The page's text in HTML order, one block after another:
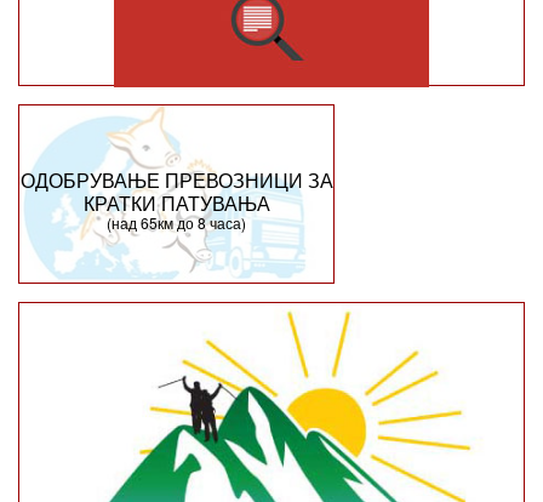
ОДОБРУВАЊЕ ПРЕВОЗНИЦИ ЗА
КРАТКИ ПАТУВАЊА
(над 65км до 8 часа)